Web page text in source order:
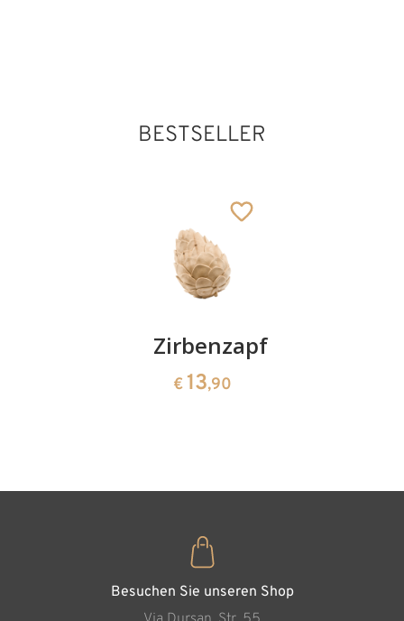
BESTSELLER
Zirbenzapfen
€ 13,90
Besuchen Sie unseren Shop